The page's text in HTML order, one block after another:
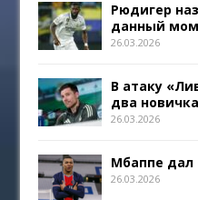
Рюдигер
данный
26.03.2026
В атаку
два новичка
26.03.2026
Мбаппе дал
26.03.2026